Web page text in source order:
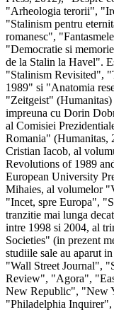
"Arheologia terorii",
"Stalinism pentru
romanesc",
"Democratie si
de la Stalin la Havel".
"Stalinism Revisited",
1989" si "Anatomia
"Zeitgeist"
impreuna cu Dorin
al Comisiei
Romania" (Humanitas,
Cristian Iacob, al
Revolutions of 1989
European University
Mihaies, al volumelor
"Incet, spre Europa",
tranzitie mai lunga
intre 1998 si 2004, al
Societies" (in prezent
studiile sale au aparut
"Wall Street Journal",
Review", "Agora",
New Republic", "New
"Philadelphia